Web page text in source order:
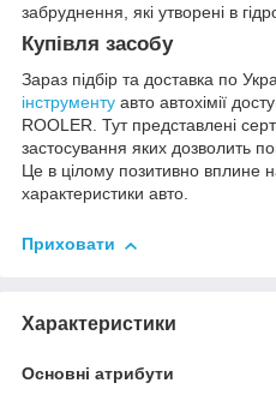
забруднення, які утворені в
Купівля засобу
Зараз підбір та доставка по
інструменту авто автохімії
ROOLER. Тут представлені
застосування яких дозволить
Це в цілому позитивно вплине
характеристики авто.
Приховати
Характеристики
Основні атрибути